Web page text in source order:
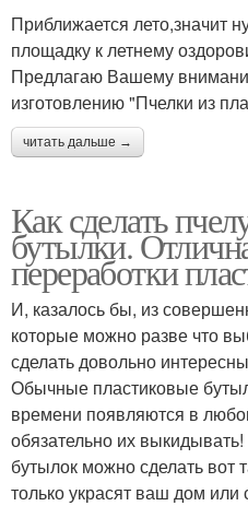
Приближается лето,значит
площадку к летнему
Предлагаю Вашему
изготовлению "Пчелки из
читать дальше →
Как сделать
бутылки.
переработки
И, казалось бы, из
которые можно разве что
сделать довольно
Обычные пластиковые
времени появляются в
обязательно их
бутылок можно сделать вот
только украсят ваш дом или